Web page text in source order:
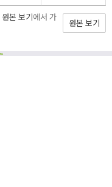
원본 보기 에서 가
원본 보기